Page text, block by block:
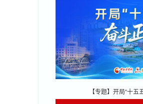
【专题】开局“十五